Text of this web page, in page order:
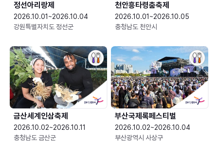
정선아리랑제
2026.10.01~2026.10.04
강원특별자치도 정선군
천안흥타령춤축제
2026.10.01~2026.10.05
충청남도 천안시
금산세계인삼축제
2026.10.02~2026.10.11
충청남도 금산군
부산국제록페스티벌
2026.10.02~2026.10.04
부산광역시 사상구